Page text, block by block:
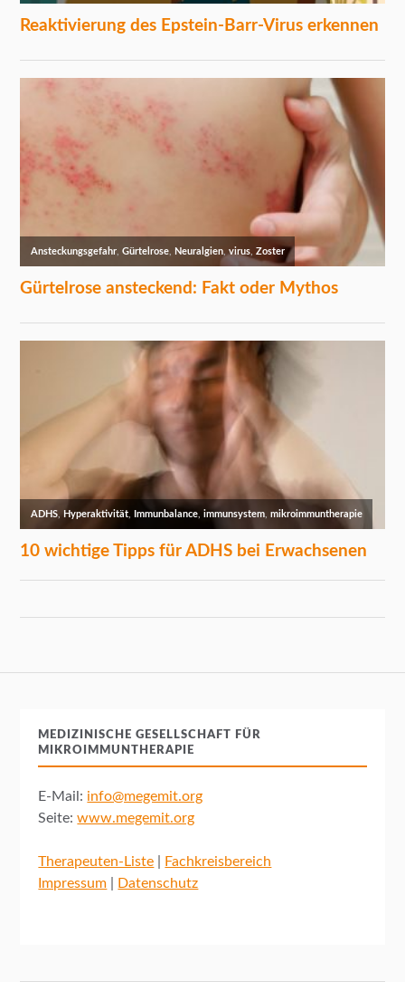
MEDIZINISCHE GESELLSCHAFT FÜR
MIKROIMMUNTHERAPIE
E-Mail: info@megemit.org
Seite:www.megemit.org
Therapeuten-Liste
Fachkreisbereich
Impressum
Datenschutz